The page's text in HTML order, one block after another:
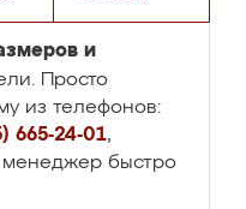
и
Просто
из телефонов:
665-24-01,
менеджер быстро